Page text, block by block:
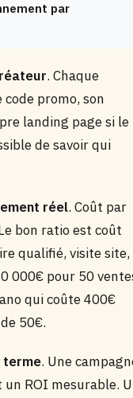
par
. Chaque
promo, son
landing page si le
de savoir qui
réel. Coût par
bon ratio est coût
qualifié, visite site,
000€ pour 50
qui coûte 400€
50€.
terme. Une
ROI mesurable.